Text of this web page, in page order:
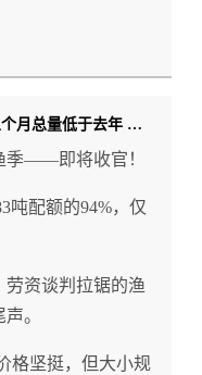
加拿大雪蟹出口5月激增9.7%！但前五个月总量低于去年 日本进口量骤降
季——即将收官！
吨配额的94%，仅
资谈判拉锯的渔
。
格坚挺，但大小规